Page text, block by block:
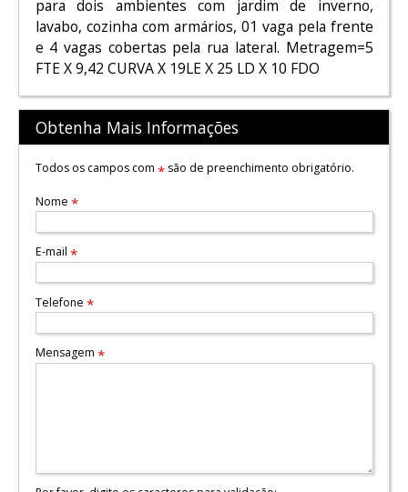
para dois ambientes com jardim de inverno,
lavabo, cozinha com armários, 01 vaga pela frente
e 4 vagas cobertas pela rua lateral. Metragem=5
FTE X 9,42 CURVA X 19LE X 25 LD X 10 FDO
Obtenha Mais Informações
Todos os campos com *são de preenchimento obrigatório.
Nome *
E-mail *
Telefone *
Mensagem *